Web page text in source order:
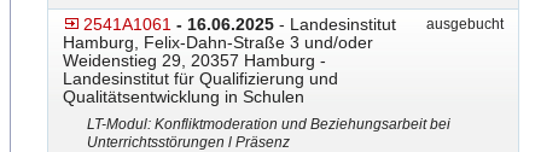
2541A1061 - 16.06.2025 - Landesinstitut
Hamburg, Felix-Dahn-Straße 3 und/oder
Weidenstieg 29, 20357 Hamburg -
Landesinstitut für Qualifizierung und
Qualitätsentwicklung in Schulen
ausgebucht
LT-Modul: Konfliktmoderation und Beziehungsarbeit bei
Unterrichtsstörungen l Präsenz